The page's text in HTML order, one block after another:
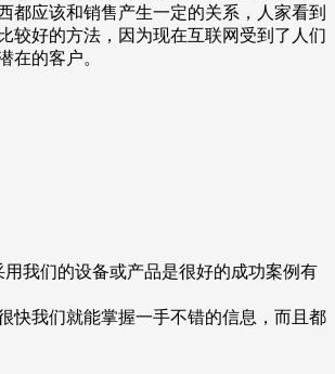
都应该和销售产生一定的关系，人家看到
较好的方法，因为现在互联网受到了人们
在的客户。
我们的设备或产品是很好的成功案例有
快我们就能掌握一手不错的信息，而且都